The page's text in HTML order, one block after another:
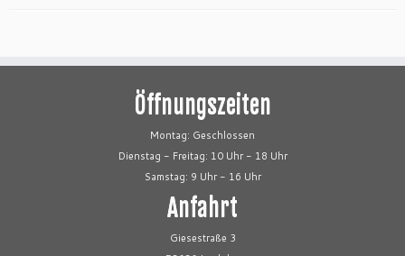
Öffnungszeiten
Montag: Geschlossen
Dienstag - Freitag: 10 Uhr - 18 Uhr
Samstag: 9 Uhr - 16 Uhr
Anfahrt
Giesestraße 3